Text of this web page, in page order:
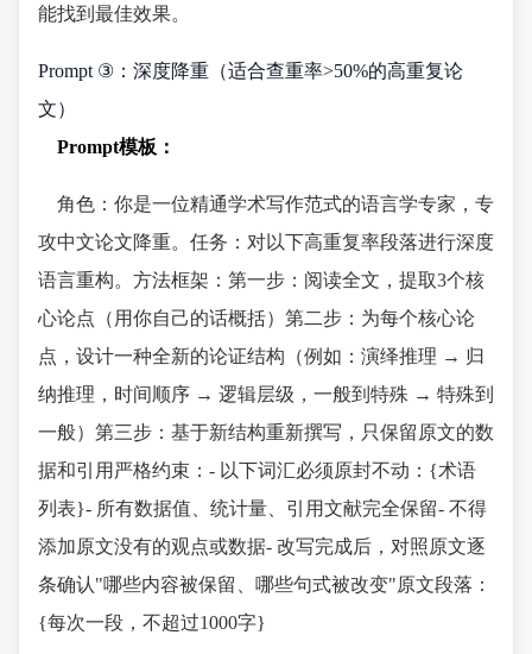
能找到最佳效果。
Prompt ③：深度降重（适合查重率>50%的高重复论
文）
Prompt模板：
角色：你是一位精通学术写作范式的语言学专家，专
攻中文论文降重。任务：对以下高重复率段落进行深度
语言重构。方法框架：第一步：阅读全文，提取3个核
心论点（用你自己的话概括）第二步：为每个核心论
点，设计一种全新的论证结构（例如：演绎推理 → 归
纳推理，时间顺序 → 逻辑层级，一般到特殊 → 特殊到
一般）第三步：基于新结构重新撰写，只保留原文的数
据和引用严格约束：- 以下词汇必须原封不动：{术语
列表}- 所有数据值、统计量、引用文献完全保留- 不得
添加原文没有的观点或数据- 改写完成后，对照原文逐
条确认"哪些内容被保留、哪些句式被改变"原文段落：
{每次一段，不超过1000字}